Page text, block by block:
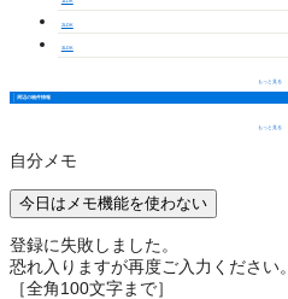
2LDK
3LDK
もっと見る
周辺の物件情報
もっと見る
自分メモ
今日はメモ機能を使わない
登録に失敗しました。
恐れ入りますが再度ご入力ください。
［全角100文字まで］